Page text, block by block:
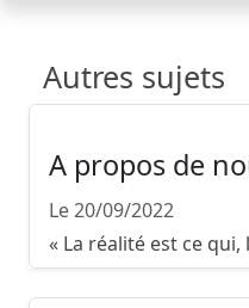
Autres sujets
A propos de
Le 20/09/2022
« La réalité est ce qui,